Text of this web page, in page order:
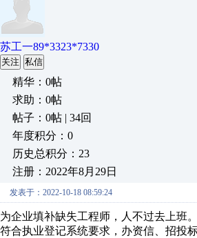
苏工一89*3323*7330
关注 私信
精华：0帖
求助：0帖
帖子：0帖 | 34回
年度积分：0
历史总积分：23
注册：2022年8月29日
发表于：2022-10-18 08:59:24
为企业填补缺失工程师，人不过去上班。
符合执业登记系统要求，办资信、招投